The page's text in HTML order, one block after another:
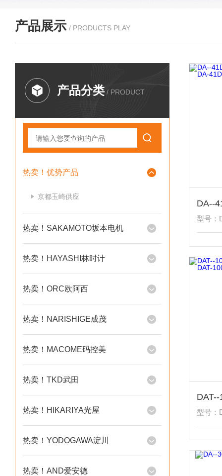
产品展示 / PRODUCTS PLAY
产品分类 / PRODUCT
热卖！优势产品
京都玉崎供应
热卖！SAKAMOTO坂本电机
热卖！HAYASHI林时计
热卖！ORC欧阿西
热卖！NARISHIGE成茂
热卖！MACOME码控美
热卖！TKD武田
热卖！HIKARIYA光屋
热卖！YODOGAWA淀川
热卖！AND爱安德
型号：
型号：